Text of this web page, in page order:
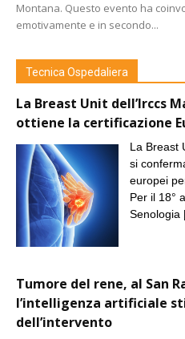
Montana. Questo evento ha
emotivamente e in secondo...
Tecnica Ospedaliera
La Breast Unit dell’Irccs
ottiene la certificazione
La Breast
si
europei
Per il 18°
Senologia
Tumore del rene, al San
l’intelligenza artificiale
dell’intervento